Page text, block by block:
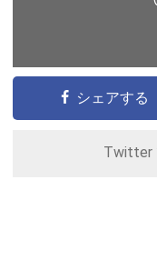
シェアする
Twitter